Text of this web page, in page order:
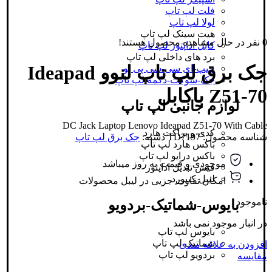
فلت لپ تاپ
لولا لپ تاپ
هیت سینک لپ تاپ
کابل اداپتور لپ تاپ
برد های داخلی لپ تاپ
چیپ-ای سی-سی پی یو
جک-سوکت-دکمه لپ تاپ
لوازم جانبی لپ تاپ
کدی و براکت هارد
باکس هارد لپ تاپ
باکس درایو لپ تاپ
فیش تبدیل اداپتور
لیبل کیبورد
بایوس-شماتیک-بردویو
بایوس لپ تاپ
شماتیک لپ تاپ
بردویو لپ تاپ
0 نفر در حال مشاهده محصول هستند!
جک برق لپ تاپ لنوو Ideapad
Z51-70 باکابل
DC Jack Laptop Lenovo Ideapad Z51-70 With Cable
شناسه محصول:TD7197 دسته: جک برق لپ تاپ
موجودی و قیمت به روز میباشد
امکان تفاوت جزیی در لیبل محصولات
ناموجود
در انبار موجود نمی باشد
افزودن به علاقه مندی
مقایسه